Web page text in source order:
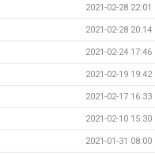
2021-02-28 22:01
2021-02-28 20:14
2021-02-24 17:46
2021-02-19 19:42
2021-02-17 16:33
2021-02-10 15:30
2021-01-31 08:00